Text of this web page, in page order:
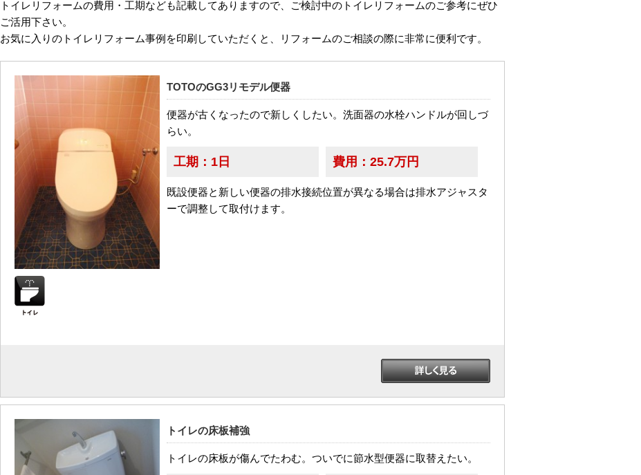
トイレリフォームの費用・工期なども記載してありますので、ご検討中のトイレリフォームのご参考にぜひ
ご活用下さい。
お気に入りのトイレリフォーム事例を印刷していただくと、リフォームのご相談の際に非常に便利です。
TOTOのGG3リモデル便器
便器が古くなったので新しくしたい。洗面器の水栓ハンドルが回しづ
らい。
工期： 1日 費用： 25.7万円
既設便器と新しい便器の排水接続位置が異なる場合は排水アジャスタ
ーで調整して取付けます。
トイレの床板補強
トイレの床板が傷んでたわむ。ついでに節水型便器に取替えたい。